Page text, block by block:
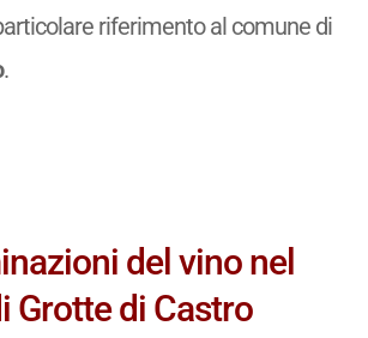
riferimento al comune di
.
del vino nel
Grotte di Castro